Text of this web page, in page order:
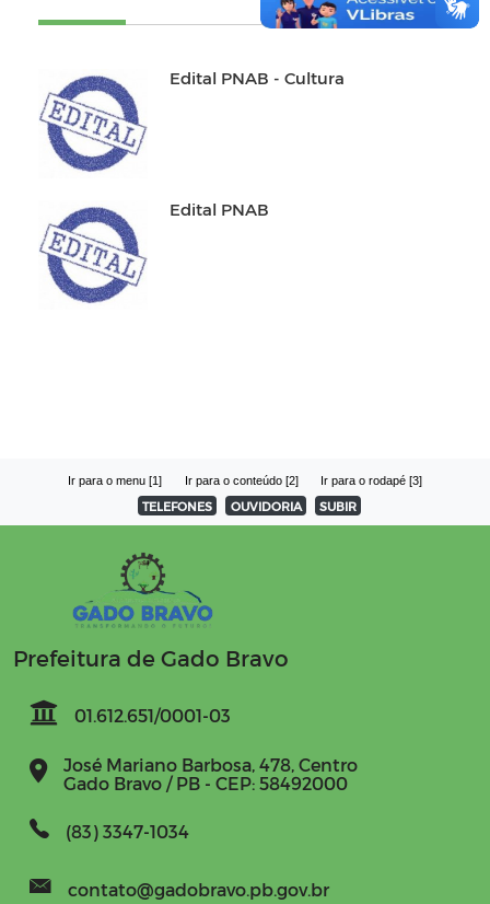
Edital PNAB - Cultura
Edital PNAB
Ir para o menu [1] Ir para o conteúdo [2] Ir para o rodapé [3]
TELEFONES OUVIDORIA SUBIR
Prefeitura de Gado Bravo
01.612.651/0001-03
José Mariano Barbosa, 478, Centro
Gado Bravo / PB - CEP: 58492000
(83) 3347-1034
contato@gadobravo.pb.gov.br